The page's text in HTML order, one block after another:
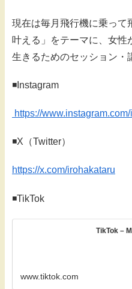
現在は毎月飛行機に乗って
叶える」をテーマに、女性
生きるためのセッション・
◾️Instagram
https://
◾️X（Twitter）
https://x.com/irohakataru
◾️TikTok
TikTok –
www.tiktok.com